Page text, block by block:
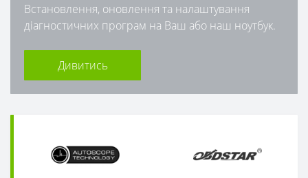
Встановлення, оновлення та налаштування
діагностичних програм на Ваш або наш ноутбук.
Дивитись